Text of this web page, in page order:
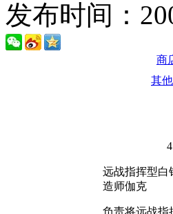
发布时间：
商
其
远战指挥型白
造师伽克